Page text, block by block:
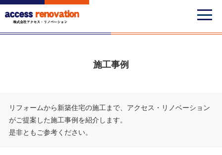
施工事例
リフォームから新築住宅の施工まで、アクセス・リノベーション
がご提案した施工事例を紹介します。
是非ともご参考ください。